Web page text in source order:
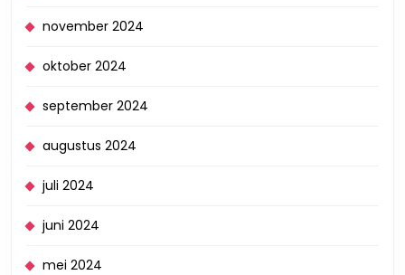
november 2024
oktober 2024
september 2024
augustus 2024
juli 2024
juni 2024
mei 2024